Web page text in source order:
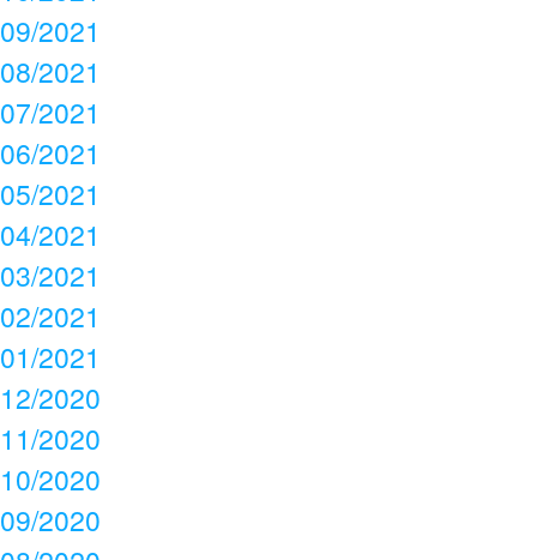
09/2021
08/2021
07/2021
06/2021
05/2021
04/2021
03/2021
02/2021
01/2021
12/2020
11/2020
10/2020
09/2020